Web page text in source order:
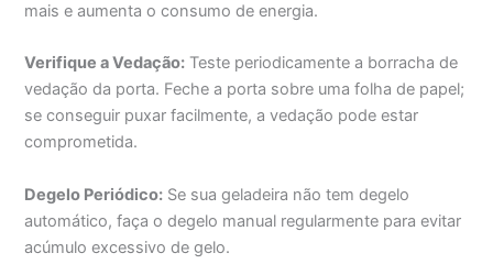
mais e aumenta o consumo de energia.
Verifique a Vedação: Teste periodicamente a borracha de
vedação da porta. Feche a porta sobre uma folha de papel;
se conseguir puxar facilmente, a vedação pode estar
comprometida.
Degelo Periódico: Se sua geladeira não tem degelo
automático, faça o degelo manual regularmente para evitar
acúmulo excessivo de gelo.